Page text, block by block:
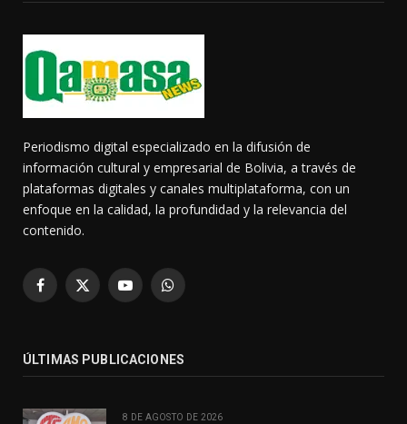
Periodismo digital especializado en la difusión de
información cultural y empresarial de Bolivia, a través de
plataformas digitales y canales multiplataforma, con un
enfoque en la calidad, la profundidad y la relevancia del
contenido.
Facebook
X
YouTubeWhatsApp
ÚLTIMAS PUBLICACIONES
8 DE AGOSTO DE 2026